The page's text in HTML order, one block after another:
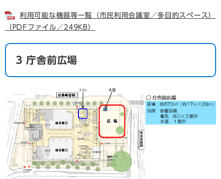
利用可能な機器等一覧（市民利用会議室／多目的スペース）
（PDFファイル／249KB）
3 庁舎前広場